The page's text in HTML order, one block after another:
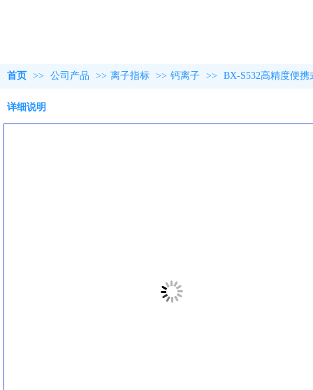
首页 >> 公司产品 >> 离子指标 >> 钙离子 >> BX-S532高精度便
详细说明